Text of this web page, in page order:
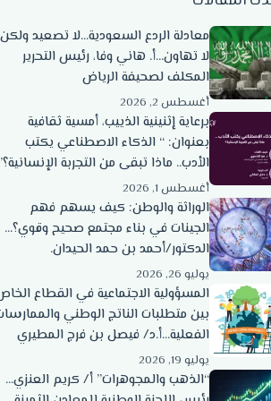
معادلة الردع السعودية…لا تصعيد ولكن
لا تهاون…أ. هاني وفا، رئيس التحرير
المكلف لصحيفة الرياض
أغسطس 2, 2026
برعاية إثنينية الذييب، أمسية ثقافية
بعنوان: “ الذكاء الاصطناعي يكتب
الأدب.. ماذا تبقى من التجربة
أغسطس 1, 2026
الوراثة والوطن: كيف يسهم فهم
الجينات في بناء مجتمع صحيح وقوي؟…
الدكتور/أحمد بن حمد الحيدان.
يوليو 26, 2026
المسؤولية الاجتماعية في القطاع
بين متطلبات الناتج الوطني
الفعلية…أ.د/ فيصل بن فرج المطيري
يوليو 19, 2026
“الذهب والمجوهرات” أ/ كريم العنزي…